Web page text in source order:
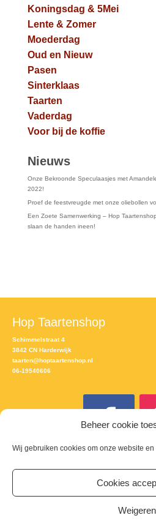
Beheer cookie
Wij gebruiken cookies om onze website
Cookies
Weigeren
Koningsdag & 5Mei
Lente & Zomer
Moederdag
Oud en Nieuw
Pasen
Sinterklaas
Taarten
Vaderdag
Voor bij de koffie
Nieuws
Onze Bekroonde Speculaasjes met
2022!
Proef de feestvreugde met onze oliebollen
Een Zoete Samenwerking – Hop
slaan de handen ineen!
Hop Taartenshop
Schimmelstraat 4
3842 CN Harderwijk
taarten@hoptaartenshop.nl
06-19540606
Meld je aan voor de nieuwsbrief
Email